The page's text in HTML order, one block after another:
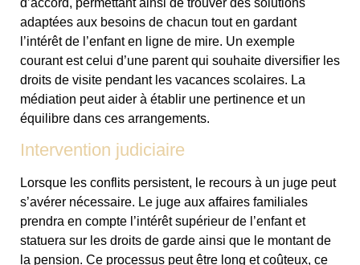
adaptées aux besoins de chacun tout en gardant
l’intérêt de l’enfant en ligne de mire. Un exemple
courant est celui d’une parent qui souhaite diversifier les
droits de visite pendant les vacances scolaires. La
médiation peut aider à établir une pertinence et un
équilibre dans ces arrangements.
Intervention judiciaire
Lorsque les conflits persistent, le recours à un juge peut
s’avérer nécessaire. Le juge aux affaires familiales
prendra en compte l’intérêt supérieur de l’enfant et
statuera sur les droits de garde ainsi que le montant de
la pension. Ce processus peut être long et coûteux, ce